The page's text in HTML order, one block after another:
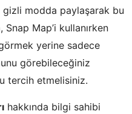
gizli modda paylaşarak bu
Map’i kullanırken
yerine sadece
görebileceğiniz
tercih etmelisiniz.
hakkında bilgi sahibi